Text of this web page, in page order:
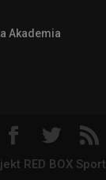
Akademia
RED BOX Sport